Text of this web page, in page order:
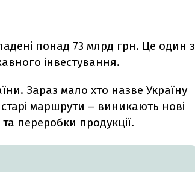
понад 73 млрд грн. Це один з
інвестування.
Зараз мало хто назве Україну
маршрути – виникають нові
переробки продукції.